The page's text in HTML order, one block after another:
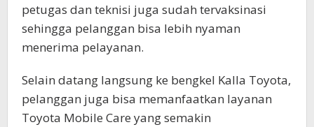
petugas dan teknisi juga sudah tervaksinasi
sehingga pelanggan bisa lebih nyaman
menerima pelayanan.
Selain datang langsung ke bengkel Kalla Toyota,
pelanggan juga bisa memanfaatkan layanan
Toyota Mobile Care yang semakin